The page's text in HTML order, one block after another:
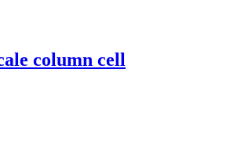
column cell